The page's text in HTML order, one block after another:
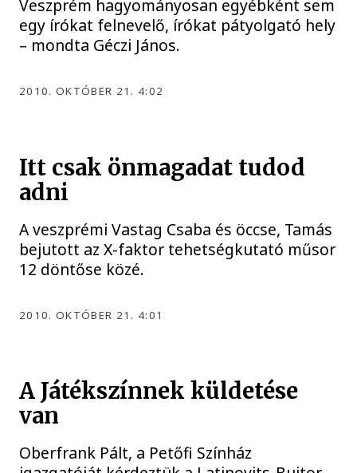
Veszprém hagyományosan egyébként sem
egy írókat felnevelő, írókat pátyolgató hely
– mondta Géczi János.
2010. OKTÓBER 21. 4:02
Itt csak önmagadat tudod
adni
A veszprémi Vastag Csaba és öccse, Tamás
bejutott az X-faktor tehetségkutató műsor
12 döntőse közé.
2010. OKTÓBER 21. 4:01
A Játékszínnek küldetése
van
Oberfrank Pált, a Petőfi Színház